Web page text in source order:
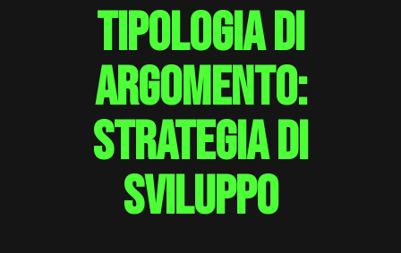
Tipologia di
argomento:
strategia di
sviluppo